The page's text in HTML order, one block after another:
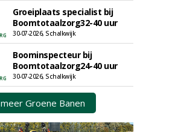
Groeiplaats specialist bij
Boomtotaalzorg32-40 uur
30-07-2026, Schalkwijk
Boominspecteur bij
Boomtotaalzorg24-40 uur
30-07-2026, Schalkwijk
meer Groene Banen